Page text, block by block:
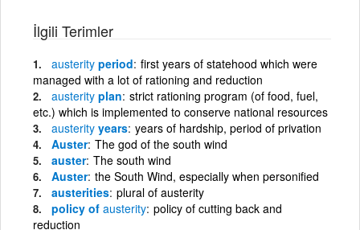
İlgili Terimler
austerity period first years of statehood which were
managed with a lot of rationing and reduction
austerity plan strict rationing program (of food, fuel,
etc.) which is implemented to conserve national resources
austerity years years of hardship, period of privation
Auster The god of the south wind
auster The south wind
Auster the South Wind, especially when personified
austerities plural of austerity
policy of austerity policy of cutting back and
reduction